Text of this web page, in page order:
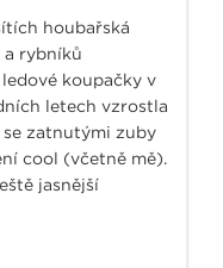
houbařská
a rybníků
koupačky v
letech vzrostla
zatnutými zuby
cool (včetně mě).
jasnější